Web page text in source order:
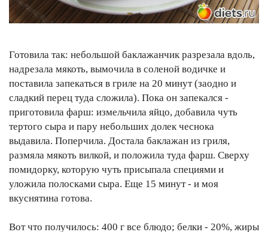
Готовила так: небольшой баклажанчик разрезала вдоль,
надрезала мякоть, вымочила в соленой водичке и
поставила запекаться в гриле на 20 минут (заодно и
сладкий перец туда сложила). Пока он запекался -
приготовила фарш: измельчила яйцо, добавила чуть
тертого сыра и пару небольших долек чеснока
выдавила. Поперчила. Достала баклажан из гриля,
размяла мякоть вилкой, и положила туда фарш. Сверху
помидорку, которую чуть присыпала специями и
уложила полосками сыра. Еще 15 минут - и моя
вкуснятина готова.
Вот что получилось: 400 г все блюдо; белки - 20%, жиры